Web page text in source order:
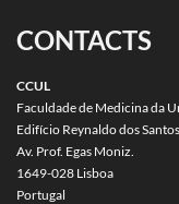
CONTACTS
CCUL
Faculdade de Medicina da
Edifício Reynaldo dos
Av. Prof. Egas Moniz.
1649-028 Lisboa
Portugal